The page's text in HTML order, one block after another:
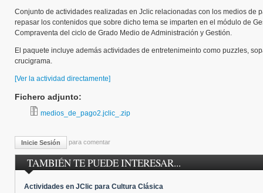
Conjunto de actividades realizadas en Jclic relacionadas con los medios de
repasar los contenidos que sobre dicho tema se imparten en el módulo de
Compraventa del ciclo de Grado Medio de Administración y Gestión.
El paquete incluye además actividades de entretenimeinto como puzzles,
crucigrama.
[Ver la actividad directamente]
Fichero adjunto:
medios_de_pago2.jclic_.zip
Inicie Sesión para comentar
TAMBIÉN TE PUEDE INTERESAR...
Actividades en JClic para Cultura Clásica